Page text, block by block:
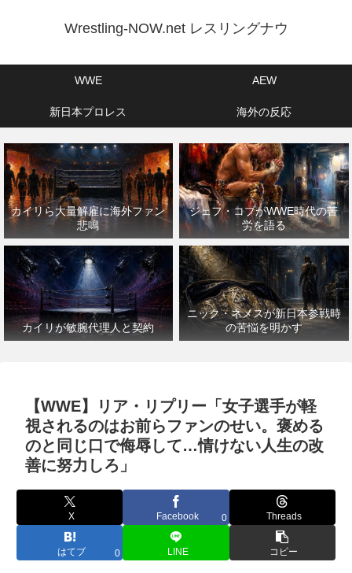
Wrestling-NOW.net レスリングナウ
WWE AEW
新日本プロレス 海外の反応
カイリら大量解雇に海外ファン
悲鳴
ジェフ・コブがWWE時代の苦
労を語る
カイリが敏腕代理人と契約
ニック・ネメスが新日本参戦時
の苦悩を明かす
【WWE】リア・リプリー「女子選手が軽
視されるのはお前らファンのせい。褒める
のと同じ口で侮辱して…情けない人生の改
善に努力しろ」
X Facebook 0 Threads
はてブ 0 LINE コピー